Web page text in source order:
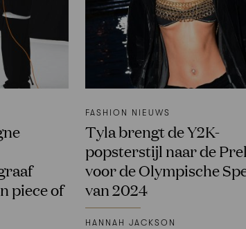
piece of
FASHION NIEUWS
Tyla brengt de Y2K-
popsterstijl naar de
voor de Olympische
van 2024
HANNAH JACKSON